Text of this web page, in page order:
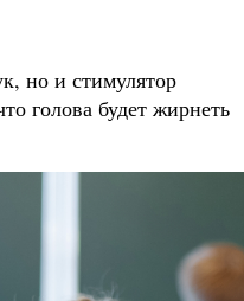
но и стимулятор
голова будет жирнеть